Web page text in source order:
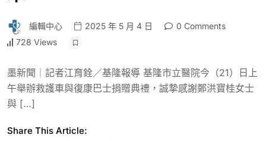
編輯中心 2025 年 5 月 4 日
0 Comments
728 Views
墨新聞｜記者江育銓／基隆報導 基隆市立醫院今（21）日上
午舉辦救護車與復康巴士捐贈典禮，誠摯感謝鄭洪寶桂女士
與 […]
Share This Article: